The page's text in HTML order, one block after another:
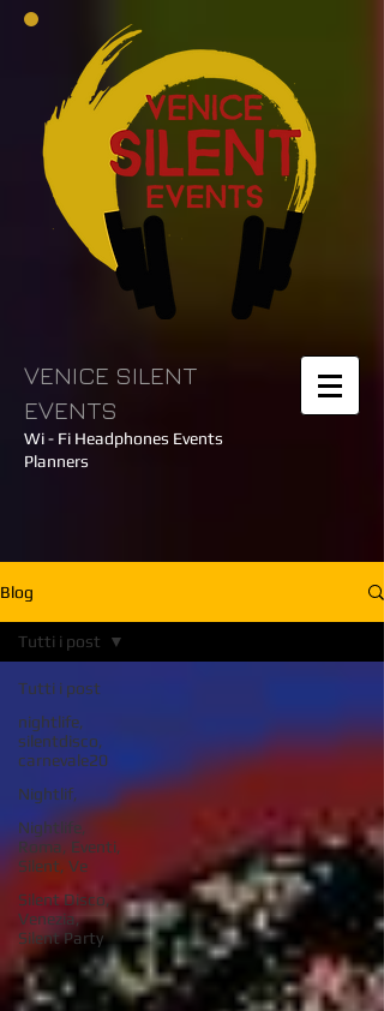
VENICE SILENT
EVENTS
Wi - Fi Headphones Events
Planners
Blog
Tutti i post
nightlife,
silentdisco,
carnevale20
Nightlif,
Nightlife,
Roma, Eventi,
Silent, Ve
Silent Disco,
Venezia,
Silent Party
Tutti i post